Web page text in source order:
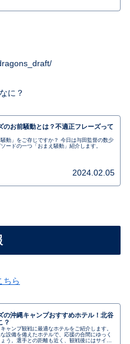
に？
のお前騒動とは？不適正フレーズって
動」をご存じですか？ 今日は与田監督の数少
ードの一つ「おまえ騒動」紹介します。
2024.02.05
ちら
の沖縄キャンプおすすめホテル！北谷
？
ャンプ観戦に最適なホテルをご紹介します。
設備を備えたホテルで、応援の合間にゆっく
う。選手との距離も近く、観戦後にはサイン